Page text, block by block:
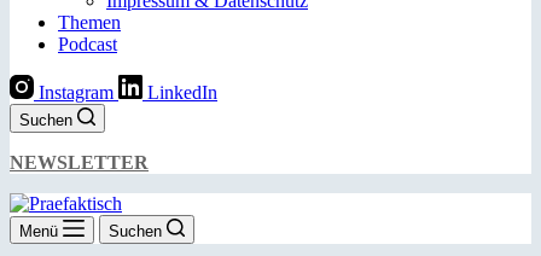
Themen
Podcast
Instagram LinkedIn
Suchen
NEWSLETTER
Menü Suchen